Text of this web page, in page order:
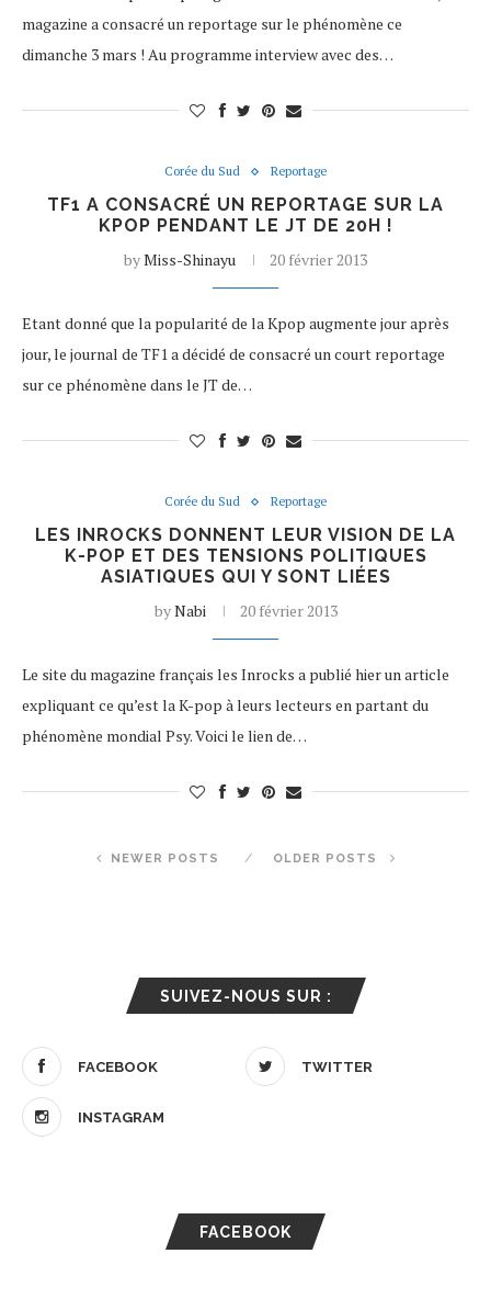
magazine a consacré un reportage sur le phénomène ce
dimanche 3 mars ! Au programme interview avec des…
Corée du Sud Reportage
TF1 A CONSACRÉ UN REPORTAGE SUR LA
KPOP PENDANT LE JT DE 20H !
byMiss-Shinayu 20 février 2013
Etant donné que la popularité de la Kpop augmente jour après
jour, le journal de TF1 a décidé de consacré un court reportage
sur ce phénomène dans le JT de…
Corée du Sud Reportage
LES INROCKS DONNENT LEUR VISION DE LA
K-POP ET DES TENSIONS POLITIQUES
ASIATIQUES QUI Y SONT LIÉES
byNabi 20 février 2013
Le site du magazine français les Inrocks a publié hier un article
expliquant ce qu’est la K-pop à leurs lecteurs en partant du
phénomène mondial Psy. Voici le lien de…
NEWER POSTS OLDER POSTS
SUIVEZ-NOUS SUR :
FACEBOOK TWITTER
INSTAGRAM
FACEBOOK